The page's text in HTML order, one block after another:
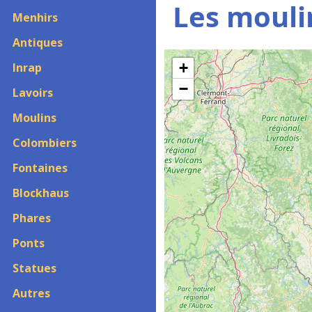
Menhirs
Antiques
Inrap
Lavoirs
Moulins
Colombiers
Fontaines
Blockhaus
Phares
Ponts
Statues
Autres
Les
+
−